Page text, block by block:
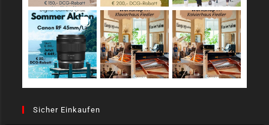
Sicher Einkaufen